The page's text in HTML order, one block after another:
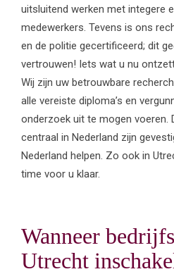
uitsluitend werken met integere
medewerkers. Tevens is ons
en de politie gecertificeerd; dit
vertrouwen! Iets wat u nu
Wij zijn uw betrouwbare
alle vereiste diploma’s en
onderzoek uit te mogen voeren.
centraal in Nederland zijn
Nederland helpen. Zo ook in
time voor u klaar.
Wanneer
Utrecht